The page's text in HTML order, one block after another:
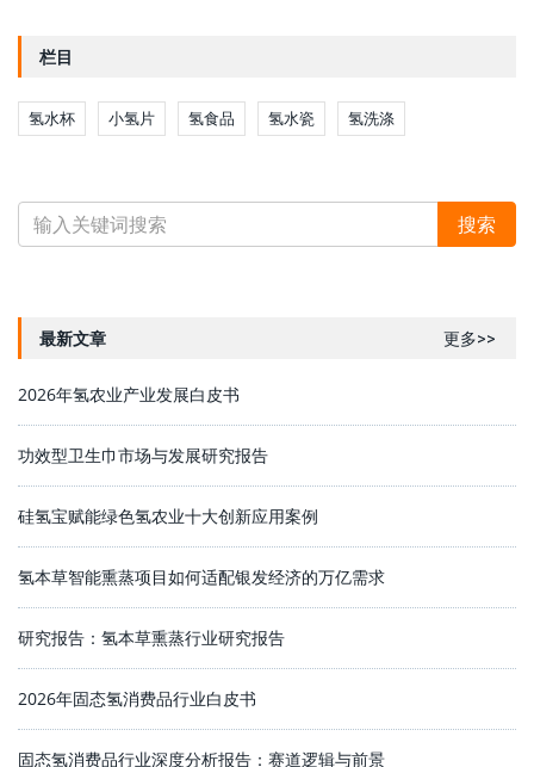
栏目
氢水杯 小氢片 氢食品 氢水瓷 氢洗涤
最新文章 更多>>
2026年氢农业产业发展白皮书
功效型卫生巾市场与发展研究报告
硅氢宝赋能绿色氢农业十大创新应用案例
氢本草智能熏蒸项目如何适配银发经济的万亿需求
研究报告：氢本草熏蒸行业研究报告
2026年固态氢消费品行业白皮书
固态氢消费品行业深度分析报告：赛道逻辑与前景